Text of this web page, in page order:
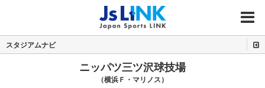
MENU
スタジアムナビ
ニッパツ三ツ沢球技場
（横浜Ｆ・マリノス）